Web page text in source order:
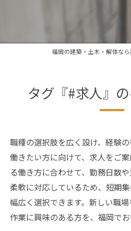
福岡の建築・土木・解体な
タグ『#求人』
職種の選択肢を広く設け、経験
働きたい方に向けて、求人をご
る働き方に合わせて、勤務日数
柔軟に対応しているため、短期
幅広く選択できます。新しい職
作業に興味のある方を、福岡でお